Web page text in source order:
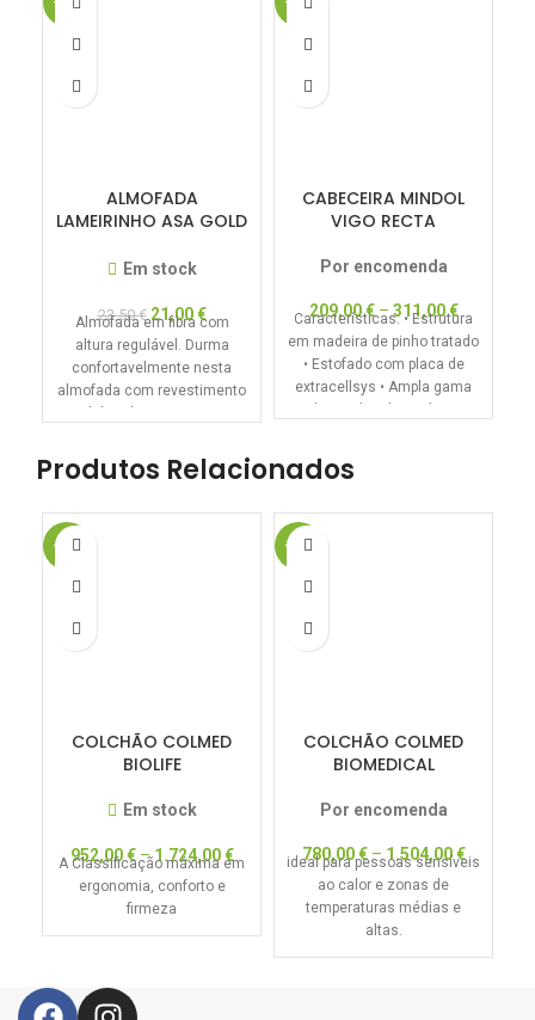
ALMOFADA
LAMEIRINHO ASA GOLD
Em stock
23,50€ 21,00€
Almofada em fibra com
altura regulável. Durma
confortavelmente nesta
almofada com revestimento
acolchoado para garantir o
exterior em Percal de
Algodão com 200 fios, dá um
almofada para o ajudar a
descansar. A almofada tem
gramas que lhe conferem
CABECEIRA MINDOL
VIGO RECTA
Por encomenda
209,00€–311,00€
Características: • Estrutura
em madeira de pinho tratado
• Estofado com placa de
extracellsys • Ampla gama
Produtos Relacionados
-20%
COLCHÃO COLMED
BIOLIFE
Em stock
952,00€–1.724,00€
A Classificação máxima em
ergonomia, conforto e
firmeza
-20%
COLCHÃO COLMED
BIOMEDICAL
Por encomenda
780,00€– 1.504,00€
ideal para pessoas sensíveis
ao calor e zonas de
temperaturas médias e
altas.